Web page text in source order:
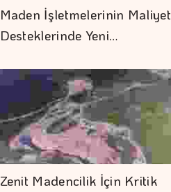
Maden İşletmelerinin Maliyet
Desteklerinde Yeni…
Zenit Madencilik İçin Kritik